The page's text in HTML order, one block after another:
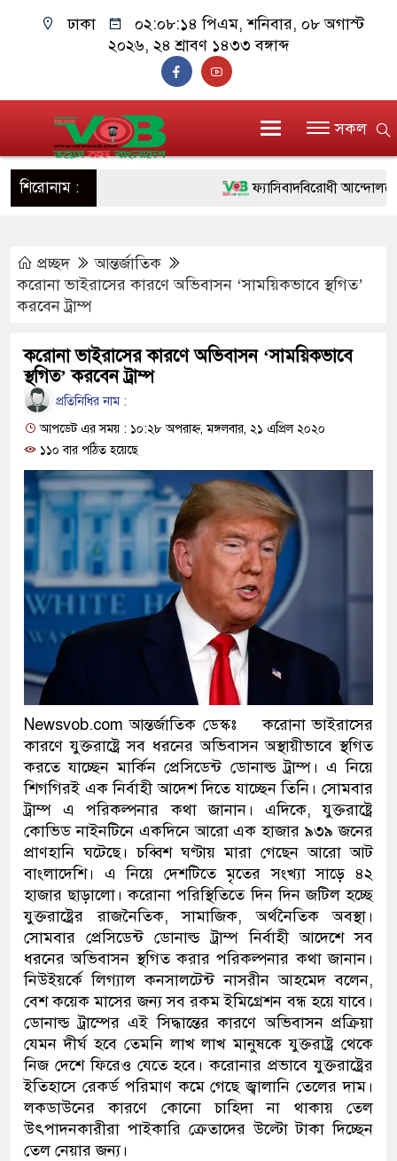
ঢাকা ০২:০৮:১৫ পিএম, শনিবার, ০৮ অগাস্ট
২০২৬, ২৪ শ্রাবণ ১৪৩৩ বঙ্গাব্দ
সকল
শিরোনাম : ফ্যাসিবাদবিরোধী আন্দোলনে
মাদক কারবারি গ্রেফতার
২৮ লাখ টাকার জাল নোটসহ
থানা পুলিশ
যেকোনো সময় বেনজীরের
নেতৃত্ব ও গণতন্ত্রের মূর্তমান
যে ভাবে ডেভিড ইমনের কাছে
অবৈধ বিদেশি পিস্তল,
জড়িত কিশোর গ্যাংয়ের চার শিশু
ডাকাতির প্রস্তুতিকালে
থানা পুলিশ
প্রচ্ছদ
আন্তর্জাতিক
করোনা ভাইরাসের কারণে অভিবাসন ‘সাময়িকভাবে স্থগিত’
করবেন ট্রাম্প
করোনা ভাইরাসের কারণে অভিবাসন ‘সাময়িকভাবে
স্থগিত’ করবেন ট্রাম্প
প্রতিনিধির নাম :
আপডেট এর সময় : ১০:২৮ অপরাহ্ন, মঙ্গলবার, ২১ এপ্রিল ২০২০
১১০ বার পঠিত হয়েছে
Newsvob.com আন্তর্জাতিক ডেস্কঃ করোনা ভাইরাসের
কারণে যুক্তরাষ্ট্রে সব ধরনের অভিবাসন অস্থায়ীভাবে স্থগিত
করতে যাচ্ছেন মার্কিন প্রেসিডেন্ট ডোনাল্ড ট্রাম্প। এ নিয়ে
শিগগিরই এক নির্বাহী আদেশ দিতে যাচ্ছেন তিনি। সোমবার
ট্রাম্প এ পরিকল্পনার কথা জানান। এদিকে, যুক্তরাষ্ট্রে
কোভিড নাইনটিনে একদিনে আরো এক হাজার ৯৩৯ জনের
প্রাণহানি ঘটেছে। চব্বিশ ঘণ্টায় মারা গেছেন আরো আট
বাংলাদেশি। এ নিয়ে দেশটিতে মৃতের সংখ্যা সাড়ে ৪২
হাজার ছাড়ালো। করোনা পরিস্থিতিতে দিন দিন জটিল হচ্ছে
যুক্তরাষ্ট্রের রাজনৈতিক, সামাজিক, অর্থনৈতিক অবস্থা।
সোমবার প্রেসিডেন্ট ডোনাল্ড ট্রাম্প নির্বাহী আদেশে সব
ধরনের অভিবাসন স্থগিত করার পরিকল্পনার কথা জানান।
নিউইয়র্কে লিগ্যাল কনসালটেন্ট নাসরীন আহমেদ বলেন,
বেশ কয়েক মাসের জন্য সব রকম ইমিগ্রেশন বন্ধ হয়ে যাবে।
ডোনাল্ড ট্রাম্পের এই সিদ্ধান্তের কারণে অভিবাসন প্রক্রিয়া
যেমন দীর্ঘ হবে তেমনি লাখ লাখ মানুষকে যুক্তরাষ্ট্র থেকে
নিজ দেশে ফিরেও যেতে হবে। করোনার প্রভাবে যুক্তরাষ্ট্রের
ইতিহাসে রেকর্ড পরিমাণ কমে গেছে জ্বালানি তেলের দাম।
লকডাউনের কারণে কোনো চাহিদা না থাকায় তেল
উৎপাদনকারীরা পাইকারি ক্রেতাদের উল্টো টাকা দিচ্ছেন
তেল নেয়ার জন্য।